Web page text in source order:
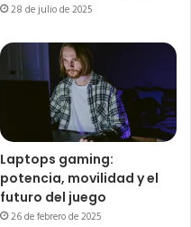
28 de julio de 2025
Laptops gaming:
potencia, movilidad y el
futuro del juego
26 de febrero de 2025